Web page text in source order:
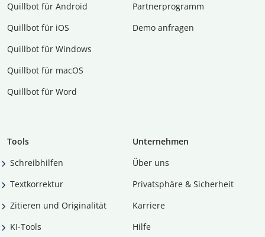
Quillbot für Android
Quillbot für iOS
Quillbot für Windows
Quillbot für macOS
Quillbot für Word
Partnerprogramm
Demo anfragen
Tools
Schreibhilfen
Textkorrektur
Zitieren und Originalität
KI-Tools
Unternehmen
Über uns
Privatsphäre & Sicherheit
Karriere
Hilfe